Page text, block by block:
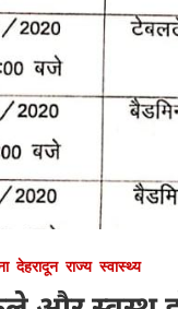
देहरादून राज्य स्वास्थ्य